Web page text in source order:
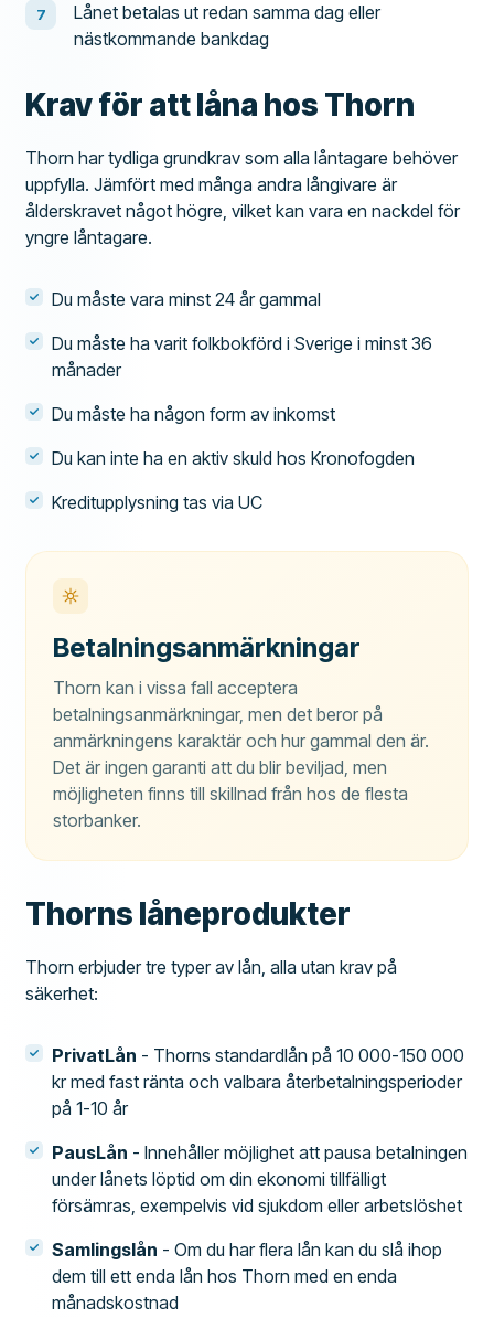
Lånet betalas ut redan samma dag eller
nästkommande bankdag
Krav för att låna hos Thorn
Thorn har tydliga grundkrav som alla låntagare behöver
uppfylla. Jämfört med många andra långivare är
ålderskravet något högre, vilket kan vara en nackdel för
yngre låntagare.
Du måste vara minst 24 år gammal
Du måste ha varit folkbokförd i Sverige i minst 36
månader
Du måste ha någon form av inkomst
Du kan inte ha en aktiv skuld hos Kronofogden
Kreditupplysning tas via UC
Betalningsanmärkningar
Thorn kan i vissa fall acceptera
betalningsanmärkningar, men det beror på
anmärkningens karaktär och hur gammal den är.
Det är ingen garanti att du blir beviljad, men
möjligheten finns till skillnad från hos de flesta
storbanker.
Thorns låneprodukter
Thorn erbjuder tre typer av lån, alla utan krav på
säkerhet:
PrivatLån - Thorns standardlån på 10 000-150 000
kr med fast ränta och valbara återbetalningsperioder
på 1-10 år
PausLån - Innehåller möjlighet att pausa betalningen
under lånets löptid om din ekonomi tillfälligt
försämras, exempelvis vid sjukdom eller arbetslöshet
Samlingslån - Om du har flera lån kan du slå ihop
dem till ett enda lån hos Thorn med en enda
månadskostnad